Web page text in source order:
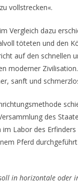
vollstrecken«.
Vergleich dazu
töteten und den
auf den schnellen
moderner
sanft und
des
Labor des
Pferd
in horizontale oder